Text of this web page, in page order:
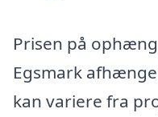
Prisen på
Egsmark
kan variere fra